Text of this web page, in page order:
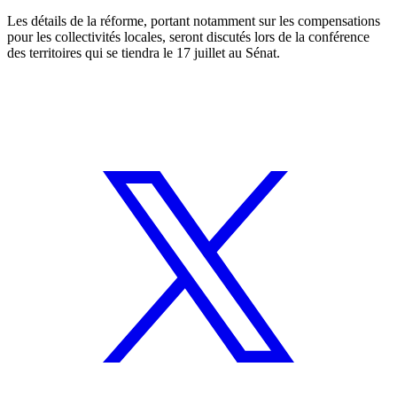
Les détails de la réforme, portant notamment sur les compensations
pour les collectivités locales, seront discutés lors de la conférence
des territoires qui se tiendra le 17 juillet au Sénat.